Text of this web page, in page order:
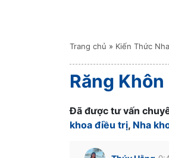
Trang chủ » Kiến Thức
Răng Khôn
Đã được tư vấn
khoa điều trị, Nha